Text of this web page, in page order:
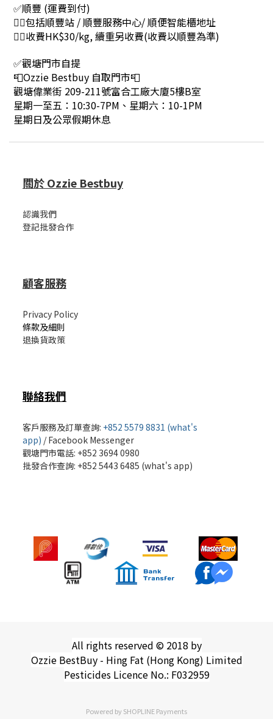
✅順豐 (運費到付)
👉🏻包括順豐站 / 順豐服務中心/ 順便智能櫃地址
👉🏻收費HK$30/kg, 續重另收費(收費以順豐為準)
✅觀塘門市自提
📮Ozzie Bestbuy 自取門市📮
觀塘偉業街 209-211號富合工廠大廈5樓B室
星期一至五：10:30-7PM、星期六：10-1PM
星期日及公眾假期休息
關於 Ozzie Bestbuy
認識我們
登記批發合作
顧客服務
Privacy Policy
條款及細則
退換貨政策
聯絡我們
客戶服務及訂單查詢: +852 5579 8831 (what's
app) /Facebook Messenger
觀塘門市電話: +852 3694 0980
批發合作查詢: +852 5443 6485 (what's app)
All rights reserved © 2018 by
Ozzie BestBuy - Hing Fat (Hong Kong) Limited
Pesticides Licence No.: F032959
Powered bySHOPLINE Payments